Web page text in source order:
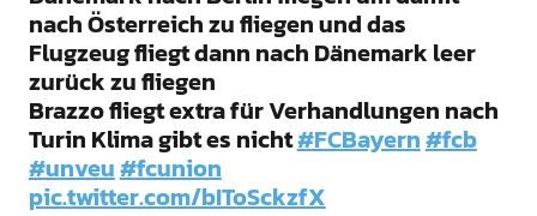
nach Österreich zu fliegen und das
Flugzeug fliegt dann nach Dänemark leer
zurück zu fliegen
Brazzo fliegt extra für Verhandlungen nach
Turin Klima gibt es nicht#FCBayern#fcb
#unveu#fcunion
pic.twitter.com/bIToSckzfX